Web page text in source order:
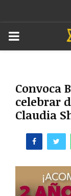
PRIMARY
Convoca
celebrar
Claudia